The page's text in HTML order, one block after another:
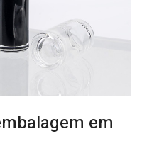
em